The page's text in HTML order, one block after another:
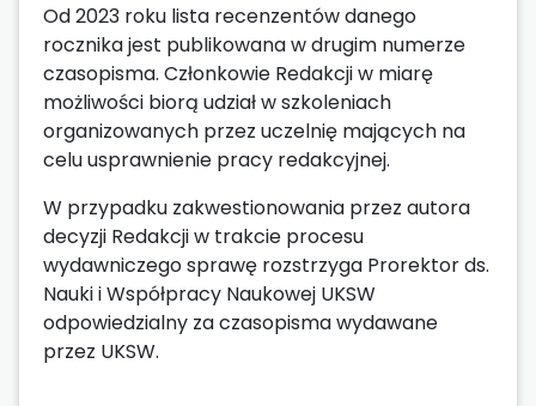
Od 2023 roku lista recenzentów danego
rocznika jest publikowana w drugim numerze
czasopisma. Członkowie Redakcji w miarę
możliwości biorą udział w szkoleniach
organizowanych przez uczelnię mających na
celu usprawnienie pracy redakcyjnej.
W przypadku zakwestionowania przez autora
decyzji Redakcji w trakcie procesu
wydawniczego sprawę rozstrzyga Prorektor ds.
Nauki i Współpracy Naukowej UKSW
odpowiedzialny za czasopisma wydawane
przez UKSW.